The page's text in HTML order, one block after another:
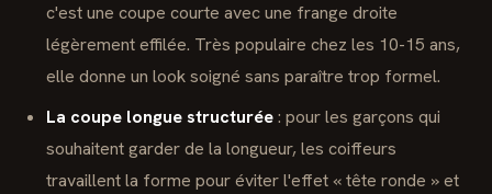
c'est une coupe courte avec une frange droite
légèrement effilée. Très populaire chez les 10-15 ans,
elle donne un look soigné sans paraître trop formel.
La coupe longue structurée: pour les garçons qui
souhaitent garder de la longueur, les coiffeurs
travaillent la forme pour éviter l'effet « tête ronde » et